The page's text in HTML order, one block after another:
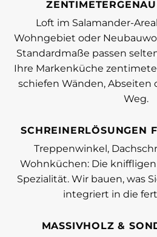
Loft im Salamander-
Wohngebiet oder
Standardmaße passen
Ihre Markenküche
schiefen Wänden, Abseiten
Weg.
SCHREINERLÖSUNGEN
Treppenwinkel,
Wohnküchen: Die
Spezialität. Wir bauen, was
integriert in die
MASSIVHOLZ &